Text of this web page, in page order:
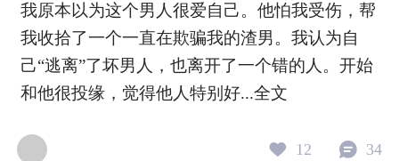
我原本以为这个男人很爱自己。他怕我受伤，帮
我收拾了一个一直在欺骗我的渣男。我认为自
己“逃离”了坏男人，也离开了一个错的人。开始
和他很投缘，觉得他人特别好...全文
12 34